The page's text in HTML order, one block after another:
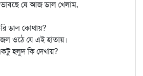
যে আজ ডাল খেলাম,
ডাল কোথায়?
ওঠে যে এই হাতায়।
হলুদ কি দেখায়?